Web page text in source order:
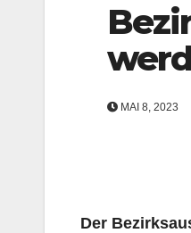
MAI 8, 2023
Der